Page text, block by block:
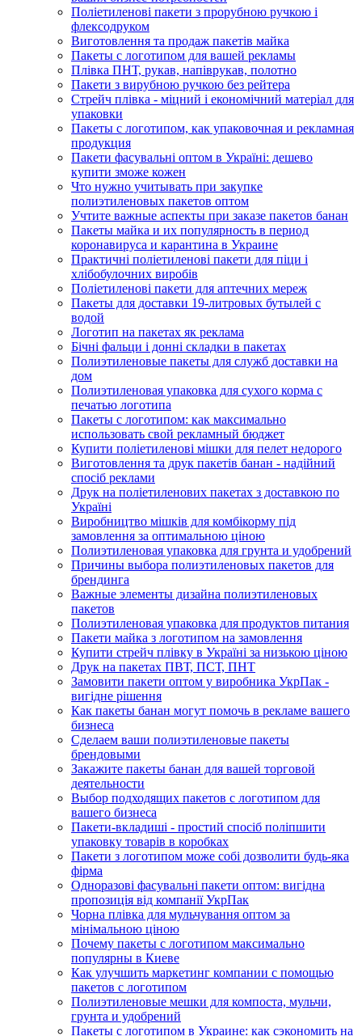
Поліетиленові пакети з прорубною ручкою і
флексодруком
Виготовлення та продаж пакетів майка
Пакеты с логотипом для вашей рекламы
Плівка ПНТ, рукав, напіврукав, полотно
Пакети з вирубною ручкою без рейтера
Стрейч плівка - міцний і економічний матеріал для
упаковки
Пакеты с логотипом, как упаковочная и рекламная
продукция
Пакети фасувальні оптом в Україні: дешево
купити зможе кожен
Что нужно учитывать при закупке
полиэтиленовых пакетов оптом
Учтите важные аспекты при заказе пакетов банан
Пакеты майка и их популярность в период
коронавируса и карантина в Украине
Практичні поліетиленові пакети для піци і
хлібобулочних виробів
Поліетиленові пакети для аптечних мереж
Пакеты для доставки 19-литровых бутылей с
водой
Логотип на пакетах як реклама
Бічні фальци і донні складки в пакетах
Полиэтиленовые пакеты для служб доставки на
дом
Полиэтиленовая упаковка для сухого корма с
печатью логотипа
Пакеты с логотипом: как максимально
использовать свой рекламный бюджет
Купити поліетиленові мішки для пелет недорого
Виготовлення та друк пакетів банан - надійний
спосіб реклами
Друк на поліетиленових пакетах з доставкою по
Україні
Виробництво мішків для комбікорму під
замовлення за оптимальною ціною
Полиэтиленовая упаковка для грунта и удобрений
Причины выбора полиэтиленовых пакетов для
брендинга
Важные элементы дизайна полиэтиленовых
пакетов
Полиэтиленовая упаковка для продуктов питания
Пакети майка з логотипом на замовлення
Купити стрейч плівку в Україні за низькою ціною
Друк на пакетах ПВТ, ПСТ, ПНТ
Замовити пакети оптом у виробника УкрПак -
вигідне рішення
Как пакеты банан могут помочь в рекламе вашего
бизнеса
Сделаем ваши полиэтиленовые пакеты
брендовыми
Закажите пакеты банан для вашей торговой
деятельности
Выбор подходящих пакетов с логотипом для
вашего бизнеса
Пакети-вкладиші - простий спосіб поліпшити
упаковку товарів в коробках
Пакети з логотипом може собі дозволити будь-яка
фірма
Одноразові фасувальні пакети оптом: вигідна
пропозиція від компанії УкрПак
Чорна плівка для мульчування оптом за
мінімальною ціною
Почему пакеты с логотипом максимально
популярны в Киеве
Как улучшить маркетинг компании с помощью
пакетов с логотипом
Полиэтиленовые мешки для компоста, мульчи,
грунта и удобрений
Пакеты с логотипом в Украине: как сэкономить на